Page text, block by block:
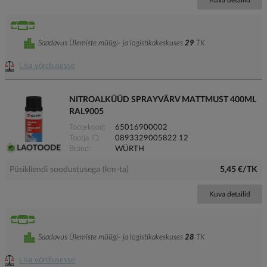
Lisa võrdlusesse
Saadavus Ülemiste müügi- ja logistikakeskuses 29 TK
NITROALKÜÜD SPRAYVÄRV MATTMUST 400ML
RAL9005
Tootekood
65016900002
Tootja ID
0893329005822 12
Bränd
WÜRTH
Püsikliendi soodustusega (km-ta) 5,45 €/TK
Kuva detailid
Lisa võrdlusesse
Saadavus Ülemiste müügi- ja logistikakeskuses 28 TK